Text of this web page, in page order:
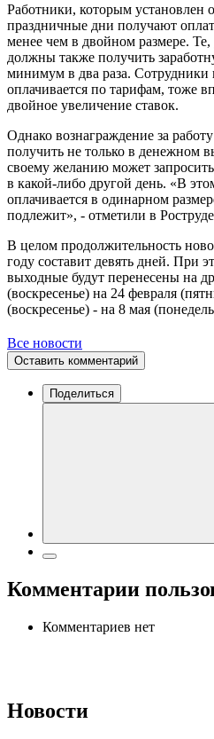
Работники, которым установлен
праздничные дни получают
менее чем в двойном размере. Те,
должны также получить
минимум в два раза. Сотрудники
оплачивается по тарифам, тоже
двойное увеличение ставок.
Однако вознаграждение за
получить не только в денежном
своему желанию может
в какой-либо другой день. «В
оплачивается в одинарном
подлежит», - отметили в
В целом продолжительность
году составит девять дней. При
выходные будут перенесены на
(воскресенье) на 24 февраля
(воскресенье) - на 8 мая
Все новости
Оставить комментарий
Поделиться
Комментарии
Комментариев нет
Новости